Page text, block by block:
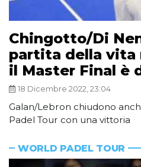
Chingotto/Di
partita della vita
il Master Final è
18 Dicembre 2022, 23:04
Galan/Lebron chiudono
Padel Tour con una vittoria
WORLD PADEL TOUR